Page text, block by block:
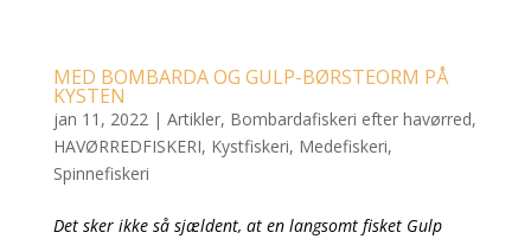
MED BOMBARDA OG GULP-BØRSTEORM PÅ
KYSTEN
jan 11, 2022| Artikler, Bombardafiskeri efter havørred,
HAVØRREDFISKERI, Kystfiskeri, Medefiskeri,
Spinnefiskeri
Det sker ikke så sjældent, at en langsomt fisket Gulp